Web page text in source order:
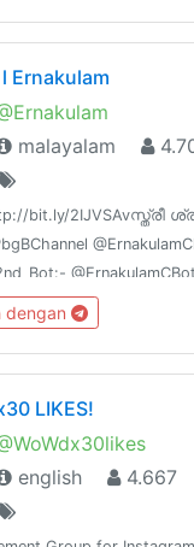
malayalam
bit.ly/2IJVSAvസ്ത്രീ
@ErnakulamCBot
dengan
LIKES!
english
4.667